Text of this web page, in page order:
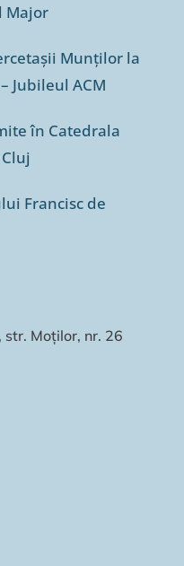
Major
Munților la
Jubileul ACM
în Catedrala
Francisc de
str. Moților, nr. 26